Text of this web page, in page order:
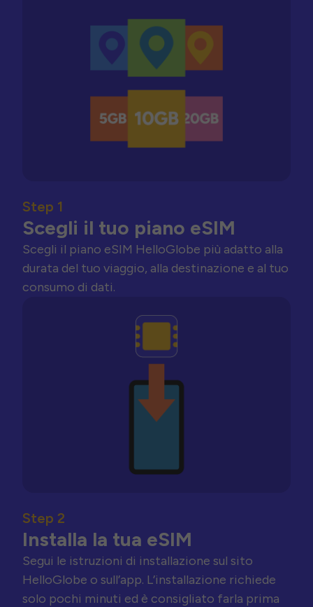
Step 1
Scegli il tuo piano eSIM
Scegli il piano eSIM HelloGlobe più adatto alla
durata del tuo viaggio, alla destinazione e al tuo
consumo di dati.
Step 2
Installa la tua eSIM
Segui le istruzioni di installazione sul sito
HelloGlobe o sull’app. L’installazione richiede
solo pochi minuti ed è consigliato farla prima